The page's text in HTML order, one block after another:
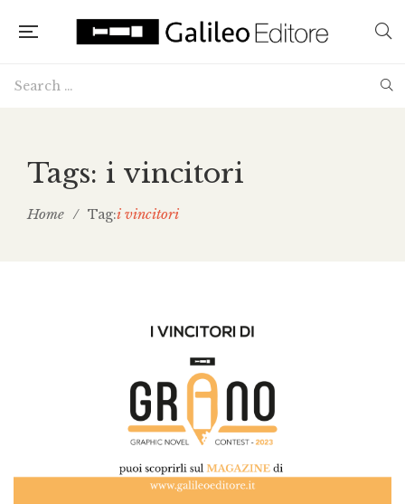
Tags: i vincitori
Home / Tag:i vincitori